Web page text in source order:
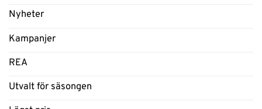
Nyheter
Kampanjer
REA
Utvalt för säsongen